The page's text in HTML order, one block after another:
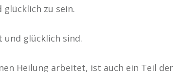
glücklich zu sein.
und glücklich sind.
Heilung arbeitet, ist auch ein Teil der